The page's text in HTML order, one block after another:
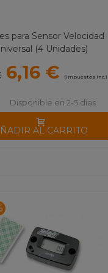
para Sensor Velocidad
(4 Unidades)
6,16 € (impuestos inc.)
Disponible en 2-5 días
AL CARRITO